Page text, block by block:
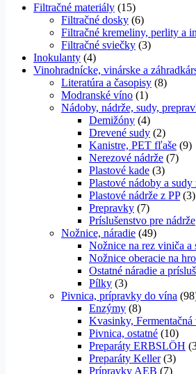
Filtračné materiály (15)
Filtračné dosky (6)
Filtračné kremeliny, perlity a
Filtračné sviečky (3)
Inokulanty (4)
Vinohradnícke, vinárske a
Literatúra a časopisy (8)
Modranské víno (1)
Nádoby, nádrže, sudy,
Demižóny (4)
Drevené sudy (2)
Kanistre, PET fľaše (9)
Nerezové nádrže (7)
Plastové kade (3)
Plastové nádoby a sudy
Plastové nádrže z PP (3)
Prepravky (7)
Príslušenstvo pre nádrže
Nožnice, náradie (49)
Nožnice na rez viniča a
Nožnice oberacie na
Ostatné náradie a
Pílky (3)
Pivnica, prípravky do vína
Enzýmy (8)
Kvasinky,
Pivnica, ostatné (10)
Preparáty ERBSLÖH
Preparáty Keller (3)
Prípravky AEB (7)